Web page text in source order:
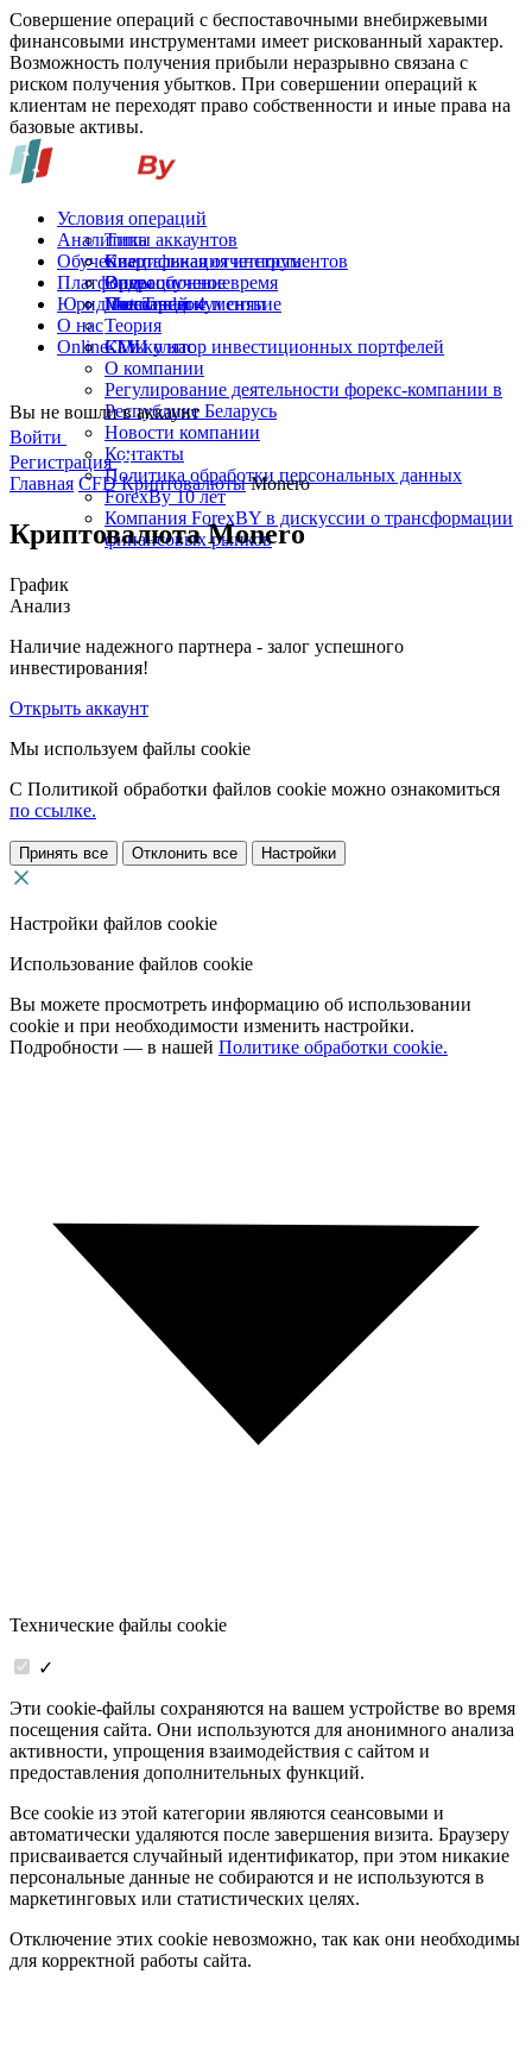
Совершение операций с беспоставочными внебиржевыми
финансовыми инструментами имеет рискованный характер.
Возможность получения прибыли неразрывно связана с
риском получения убытков. При совершении операций к
клиентам не переходят право собственности и иные права на
базовые активы.
Условия операций
Типы аккаунтов
Спецификация инструментов
Операционное время
Пополнение и снятие
Аналитика
Квартальная отчетность
Обучение
Видеообучение
Глоссарий
Теория
Калькулятор инвестиционных портфелей
Платформы
MetaTrader 4
Юридические документы
О нас
СМИ о нас
О компании
Регулирование деятельности форекс-компании в
Республике Беларусь
Новости компании
Контакты
Политика обработки персональных данных
ForexBy 10 лет
Компания ForexBY в дискуссии о трансформации
финансовых рынков
Online-TV
Вы не вошли в аккаунт
Войти
Регистрация
Главная CFD Криптовалюты Monero
Криптовалюта Monero
График
Анализ
Наличие надежного партнера - залог успешного
инвестирования!
Открыть аккаунт
Мы используем файлы cookie
С Политикой обработки файлов cookie можно ознакомиться
по ссылке.
Принять все Отклонить все Настройки
Настройки файлов cookie
Использование файлов cookie
Вы можете просмотреть информацию об использовании
cookie и при необходимости изменить настройки.
Подробности — в нашей Политике обработки cookie.
Технические файлы cookie
✓
Эти cookie-файлы сохраняются на вашем устройстве во время
посещения сайта. Они используются для анонимного анализа
активности, упрощения взаимодействия с сайтом и
предоставления дополнительных функций.
Все cookie из этой категории являются сеансовыми и
автоматически удаляются после завершения визита. Браузеру
присваивается случайный идентификатор, при этом никакие
персональные данные не собираются и не используются в
маркетинговых или статистических целях.
Отключение этих cookie невозможно, так как они необходимы
для корректной работы сайта.